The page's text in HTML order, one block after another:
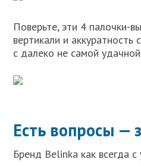
Поверьте, эти 4 палочки-
вертикали и аккуратность
с далеко не самой
Есть вопросы —
Бренд Belinka как всегда